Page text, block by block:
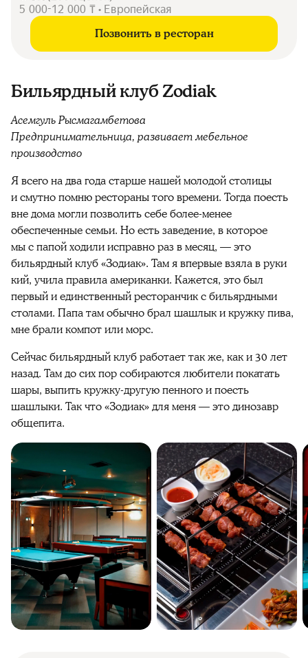
5 000-12 000 ₸ • Европейская
Позвонить в ресторан
Бильярдный клуб Zodiak
Асемгуль Рысмагамбетова
Предпринимательница, развивает мебельное
производство
Я всего на два года старше нашей молодой столицы
и смутно помню рестораны того времени. Тогда поесть
вне дома могли позволить себе более-менее
обеспеченные семьи. Но есть заведение, в которое
мы с папой ходили исправно раз в месяц, — это
бильярдный клуб «Зодиак». Там я впервые взяла в руки
кий, учила правила американки. Кажется, это был
первый и единственный ресторанчик с бильярдными
столами. Папа там обычно брал шашлык и кружку пива,
мне брали компот или морс.
Сейчас бильярдный клуб работает так же, как и 30 лет
назад. Там до сих пор собираются любители покатать
шары, выпить кружку-другую пенного и поесть
шашлыки. Так что «Зодиак» для меня — это динозавр
общепита.